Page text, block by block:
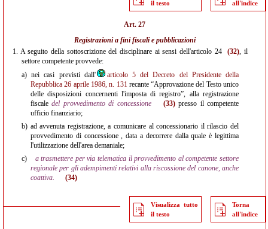
il testo
all'indice
Art. 27
Registrazioni a fini fiscali e pubblicazioni
1. A seguito della sottoscrizione del disciplinare ai sensi dell'articolo 24 (32), il
settore competente provvede:
a) nei casi previsti dall'
articolo 5 del Decreto del Presidente della
Repubblica 26 aprile 1986, n. 131recante “Approvazione del Testo unico
delle disposizioni concernenti l'imposta di registro”, alla registrazione
fiscaledel provvedimento di concessione (33)presso il competente
ufficio finanziario;
b) ad avvenuta registrazione, a comunicare al concessionario il rilascio del
provvedimento di concessione , data a decorrere dalla quale è legittima
l'utilizzazione dell'area demaniale;
c)
a trasmettere per via telematica il provvedimento al competente settore
regionale per gli adempimenti relativi alla riscossione del canone, anche
coattiva.
(34)
Visualizza tutto
il testo
Torna
all'indice